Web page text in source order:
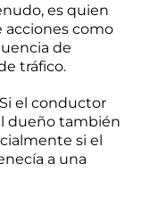
es quien
acciones como
de
tráfico.
el conductor
dueño también
si el
a una